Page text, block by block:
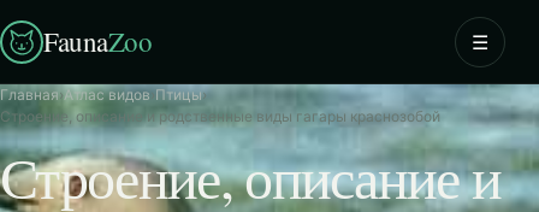
FaunaZoo ☰
Главная›Атлас видов›Птицы›
Строение, описание и родственные виды гагары краснозобой
Строение, описание и